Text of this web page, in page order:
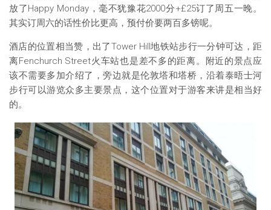
放了Happy Monday，毫不犹豫花2000分+£25订了周五一晚。
其实订周六的话性价比更高，预付价要两百多镑呢。
酒店的位置相当赞，出了Tower Hill地铁站步行一分钟可达，距
离Fenchurch Street火车站也是差不多的距离。附近的景点应
该不需要多加介绍了，旁边就是伦敦塔和塔桥，沿着泰晤士河
步行可以游览众多主要景点，这个位置对于游客来讲是相当好
的。